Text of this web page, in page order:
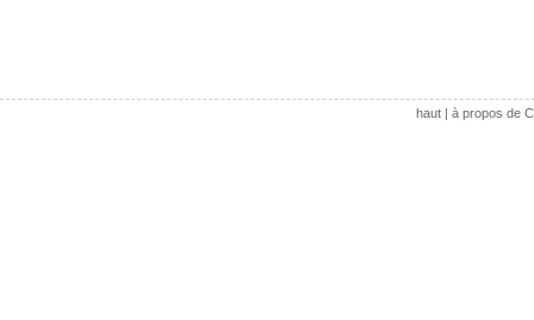
haut| à propos de